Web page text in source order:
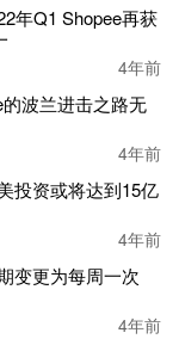
应用程序的
第一。 SHEIN
紧随
4年前
波兰进击之路无
4年前
投资或将达到15亿
4年前
变更为每周一次
4年前